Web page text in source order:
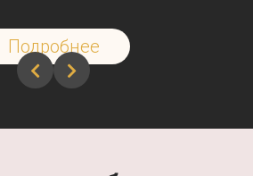
Подробнее